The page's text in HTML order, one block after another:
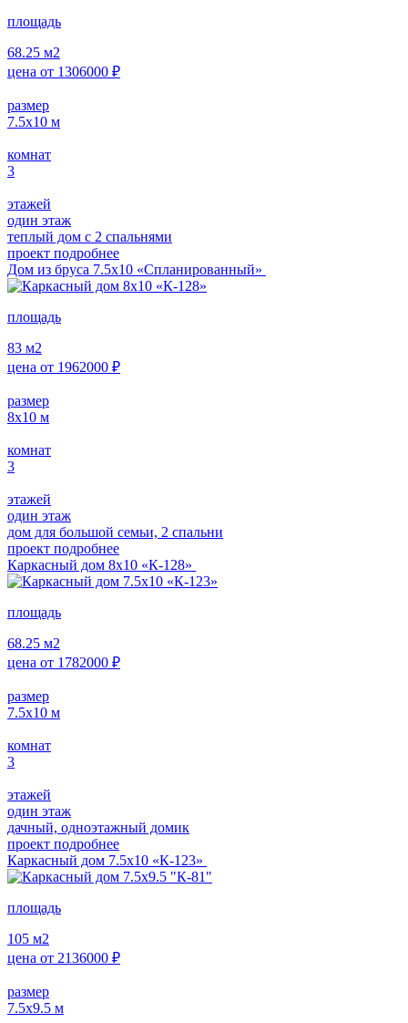
площадь
68.25 м2
цена от 1306000 ₽
размер
7.5х10 м
комнат
3
этажей
один этаж
теплый дом с 2 спальнями
проект подробнее
Дом из бруса 7.5х10 «Спланированный»
площадь
83 м2
цена от 1962000 ₽
размер
8х10 м
комнат
3
этажей
один этаж
дом для большой семьи, 2 спальни
проект подробнее
Каркасный дом 8х10 «К-128»
площадь
68.25 м2
цена от 1782000 ₽
размер
7.5х10 м
комнат
3
этажей
один этаж
дачный, одноэтажный домик
проект подробнее
Каркасный дом 7.5х10 «К-123»
площадь
105 м2
цена от 2136000 ₽
размер
7.5х9.5 м